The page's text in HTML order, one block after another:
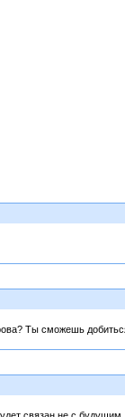
Ты сможешь